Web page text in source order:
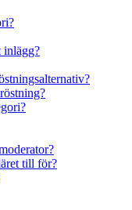
inlägg?
till för?